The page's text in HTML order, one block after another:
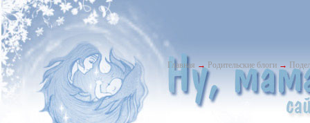
Главная → Родительские блоги →